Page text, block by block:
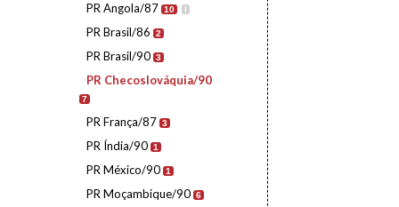
PR Angola/87 10 I
PR Brasil/86 2
PR Brasil/90 3
PR Checoslováquia/90
7
PR França/87 3
PR Índia/90 1
PR México/90 1
PR Moçambique/90 6